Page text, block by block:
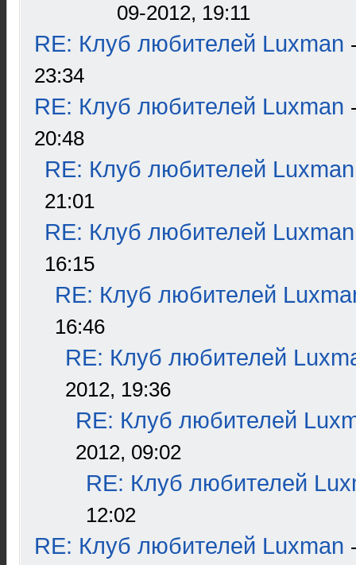
09-2012, 19:11
RE: Клуб любителей Luxman
23:34
RE: Клуб любителей Luxman
20:48
RE: Клуб любителей Luxman
21:01
RE: Клуб любителей Luxman
16:15
RE: Клуб любителей
16:46
RE: Клуб любителей
2012, 19:36
RE: Клуб любителей
2012, 09:02
RE: Клуб любителей
12:02
RE: Клуб любителей Luxman